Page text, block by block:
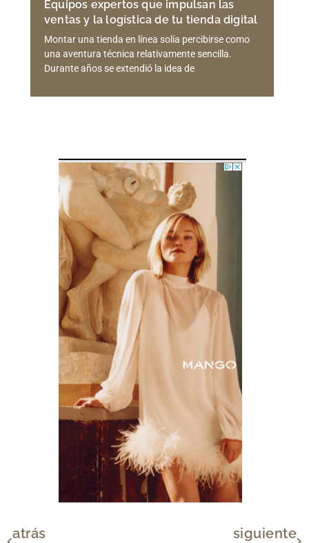
Equipos expertos que impulsan las
ventas y la logística de tu tienda digital
Montar una tienda en línea solía percibirse como
una aventura técnica relativamente sencilla.
Durante años se extendió la idea de
Ant
atrás siguiente